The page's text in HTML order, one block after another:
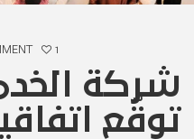
1
شركة
توقّع